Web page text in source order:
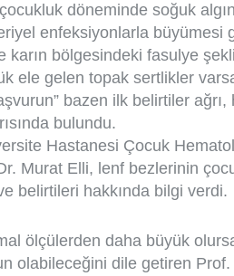
döneminde soğuk
enfeksiyonlarla büyümesi
karın bölgesindeki fasulye
ele gelen topak sertlikler
bazen ilk belirtiler ağrı,
bulundu.
Hastanesi Çocuk
Murat Elli, lenf bezlerinin
belirtileri hakkında bilgi verdi.
ölçülerden daha büyük
olabileceğini dile getiren